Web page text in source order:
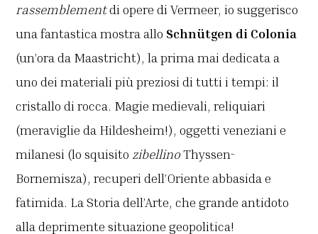
rassemblementdi opere di Vermeer, io suggerisco
una fantastica mostra allo Schnütgen di Colonia
(un’ora da Maastricht), la prima mai dedicata a
uno dei materiali più preziosi di tutti i tempi: il
cristallo di rocca. Magie medievali, reliquiari
(meraviglie da Hildesheim!), oggetti veneziani e
milanesi (lo squisito zibellinoThyssen-
Bornemisza), recuperi dell’Oriente abbasida e
fatimida. La Storia dell’Arte, che grande antidoto
alla deprimente situazione geopolitica!